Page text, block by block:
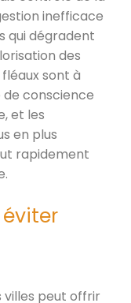
inefficace
qui dégradent
des
sont à
de conscience
et les
en plus
rapidement
villes peut offrir